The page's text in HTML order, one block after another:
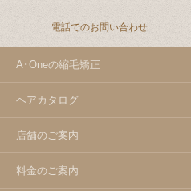
電話でのお問い合わせ
A･Oneの縮毛矯正
ヘアカタログ
店舗のご案内
料金のご案内